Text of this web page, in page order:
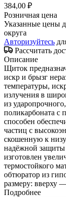
384,00 ₽
Розничная цена
Указанные цены
округа
Авторизуйтесь
Рассчитать
Описание
Щиток
искр и брызг
температуры,
излучения в
из
поликарбоната с
способен
частиц с
скошенную к
надёжной защиты
изготовлен
термостойкого
обтюратор из
размеру: вверху
Подробнее